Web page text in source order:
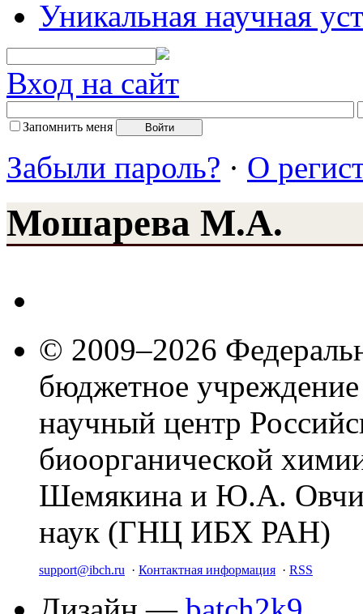
Уникальная научная
Вход на сайт
Запомнить меня
Забыли пароль? · О
Мошарева М.А.
© 2009–2026
бюджетное
научный центр
биоорганической
Шемякина и Ю.А.
наук (ГНЦ ИБХ РАН)
support@ibch.ru · Контактная информация · RSS